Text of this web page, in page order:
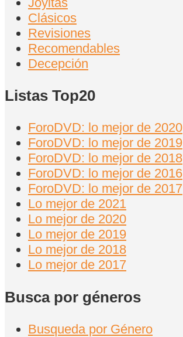
Clásicos
Revisiones
Recomendables
Decepción
Listas Top20
ForoDVD: lo mejor de 2020
ForoDVD: lo mejor de 2019
ForoDVD: lo mejor de 2018
ForoDVD: lo mejor de 2016
ForoDVD: lo mejor de 2017
Lo mejor de 2021
Lo mejor de 2020
Lo mejor de 2019
Lo mejor de 2018
Lo mejor de 2017
Busca por géneros
Busqueda por Género